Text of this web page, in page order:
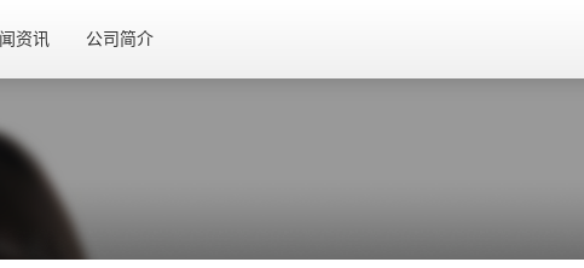
资讯 公司简介